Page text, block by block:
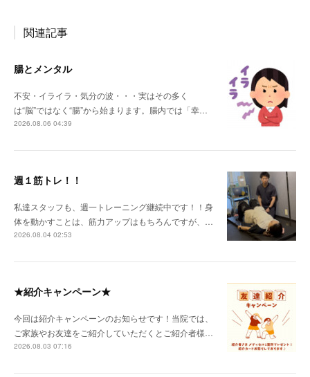
関連記事
腸とメンタル
不安・イライラ・気分の波・・・実はその多く
は“脳”ではなく“腸”から始まります。腸内では「幸…
2026.08.06 04:39
週１筋トレ！！
私達スタッフも、週一トレーニング継続中です！！身
体を動かすことは、筋力アップはもちろんですが、…
2026.08.04 02:53
★紹介キャンペーン★
今回は紹介キャンペーンのお知らせです！当院では、
ご家族やお友達をご紹介していただくとご紹介者様…
2026.08.03 07:16